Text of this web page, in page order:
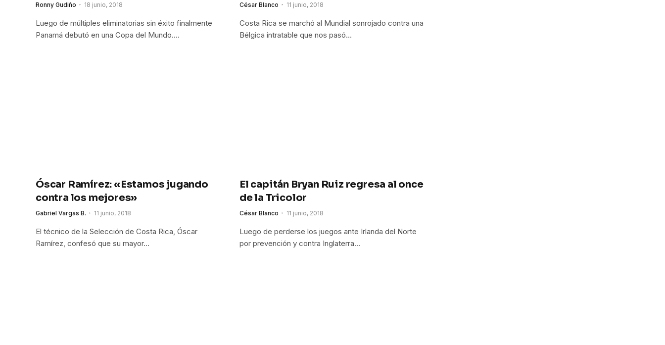
Ronny Gudiño 18 junio, 2018
Luego de múltiples eliminatorias sin éxito finalmente
Panamá debutó en una Copa del Mundo.…
César Blanco 11 junio, 2018
Costa Rica se marchó al Mundial sonrojado contra una
Bélgica intratable que nos pasó…
Óscar Ramírez: «Estamos jugando
contra los mejores»
Gabriel Vargas B. 11 junio, 2018
El técnico de la Selección de Costa Rica, Óscar
Ramírez, confesó que su mayor…
El capitán Bryan Ruiz regresa al once
de la Tricolor
César Blanco 11 junio, 2018
Luego de perderse los juegos ante Irlanda del Norte
por prevención y contra Inglaterra…